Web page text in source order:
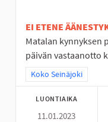
EI ETENE
Matalan kynnyksen
päivän vastaanotto
Rajaa tulokset
Koko Seinäjoki
LUONTIAIKA
11.01.2023